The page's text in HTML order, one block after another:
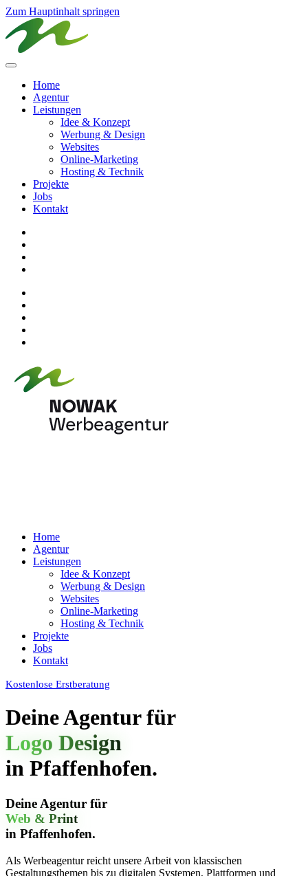
Zum Hauptinhalt springen
Home
Agentur
Leistungen
Idee & Konzept
Werbung & Design
Websites
Online-Marketing
Hosting & Technik
Projekte
Jobs
Kontakt
Home
Agentur
Leistungen
Idee & Konzept
Werbung & Design
Websites
Online-Marketing
Hosting & Technik
Projekte
Jobs
Kontakt
Kostenlose Erstberatung
Deine Agentur für
in Pfaffenhofen.
Deine Agentur für
Web & Print
in Pfaffenhofen.
Als Werbeagentur reicht unsere Arbeit von klassischen
Gestaltungsthemen bis zu digitalen Systemen, Plattformen und